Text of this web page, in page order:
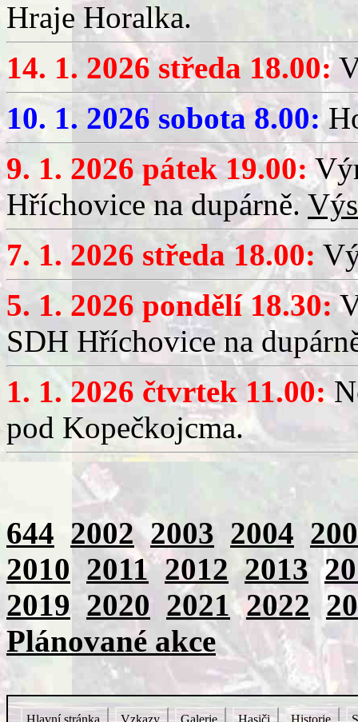
Hraje Horalka.
14. 1. 2026 středa 18.00:
10. 1. 2026 sobota 8.00:
9. 1. 2026 pátek 19.00:
Hříchovice na dupárně.
7. 1. 2026 středa 18.00:
5. 1. 2026 pondělí 18.30:
SDH Hříchovice na
1. 1. 2026 čtvrtek 11.00:
pod Kopečkojcma.
644 2002 2003 2004
2010 2011 2012 2013
2019 2020 2021 2022
Plánované akce
Hlavní stránka Vzkazy Galerie Hasiči Historie